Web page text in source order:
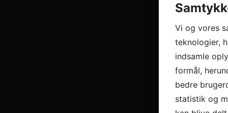
Vi og vores
teknologier,
indsamle
formål,
bedre
statistik og